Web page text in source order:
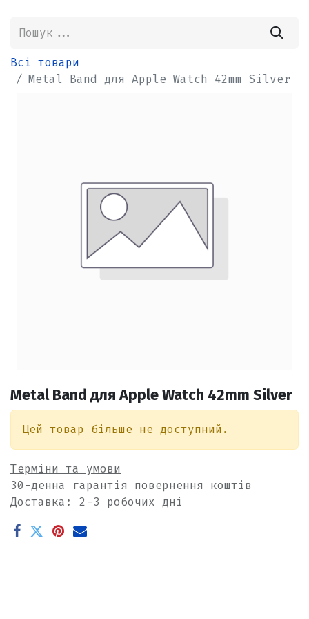
Всі товари
Metal Band для Apple Watch 42mm Silver
Metal Band для Apple Watch 42mm Silver
Цей товар більше не доступний.
Терміни та умови
30-денна гарантія повернення коштів
Доставка: 2-3 робочих дні